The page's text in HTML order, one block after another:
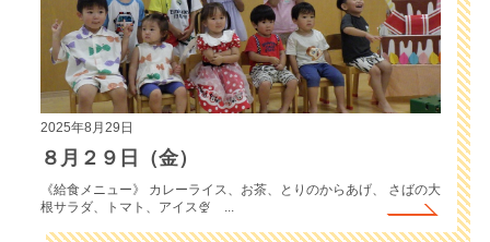
2025年8月29日
８月２９日（金）
《給食メニュー》 カレーライス、お茶、とりのからあげ、 さばの大
根サラダ、トマト、アイス🍨 ...